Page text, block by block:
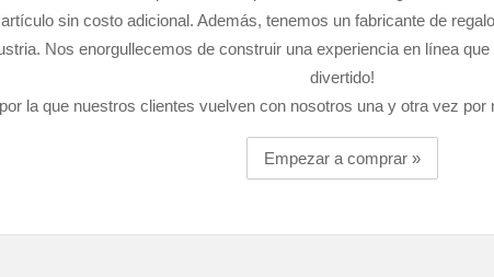
sin costo adicional. Además, tenemos un fabricante de
Nos enorgullecemos de construir una experiencia en línea
divertido!
la que nuestros clientes vuelven con nosotros una y otra vez
Empezar a comprar »